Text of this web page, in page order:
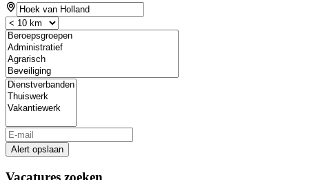
Alert opslaan
Vacatures zoeken